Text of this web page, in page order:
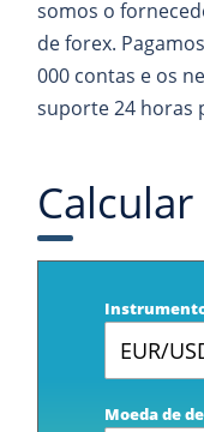
somos o
de forex.
000 contas e os
suporte 24 horas
EUR/
Moeda de